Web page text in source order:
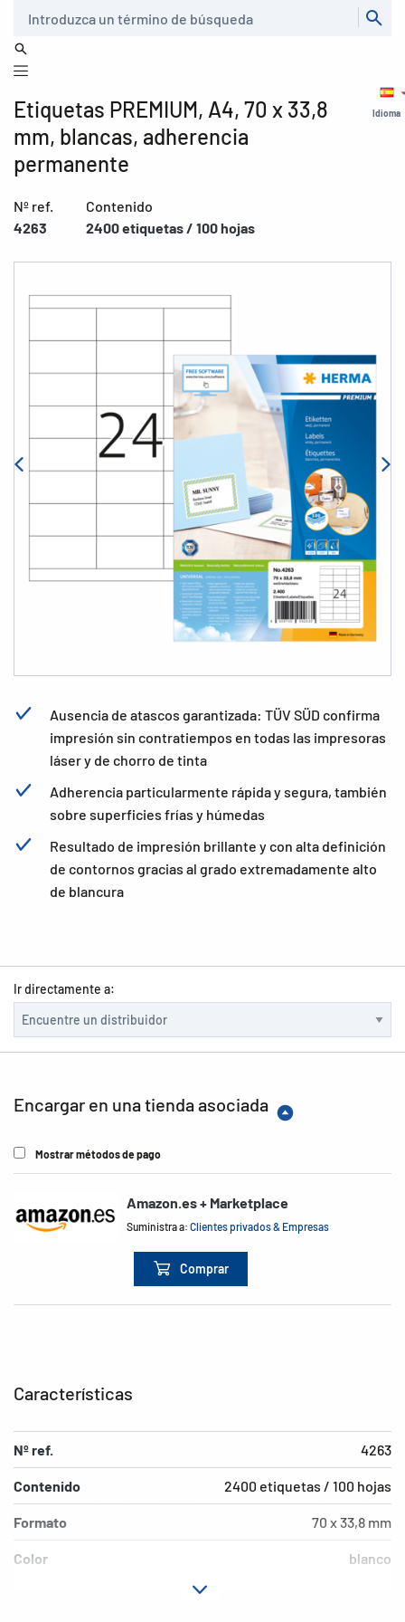
Idioma
Etiquetas PREMIUM, A4, 70 x 33,8
mm, blancas, adherencia
permanente
Nº ref.
4263
Contenido
2400 etiquetas / 100 hojas
Ausencia de atascos garantizada: TÜV SÜD confirma
impresión sin contratiempos en todas las impresoras
láser y de chorro de tinta
Adherencia particularmente rápida y segura, también
sobre superficies frías y húmedas
Resultado de impresión brillante y con alta definición
de contornos gracias al grado extremadamente alto
de blancura
Ir directamente a:
Encargar en una tienda asociada
Mostrar métodos de pago
Amazon.es + Marketplace
Suministra a:Clientes privados & Empresas
Comprar
Características
Nº ref. 4263
Contenido 2400 etiquetas / 100 hojas
Formato 70 x 33,8 mm
Color blanco